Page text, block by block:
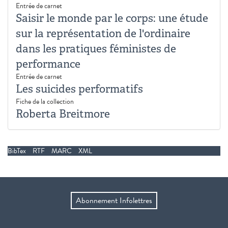
Entrée de carnet
Saisir le monde par le corps: une étude
sur la représentation de l'ordinaire
dans les pratiques féministes de
performance
Entrée de carnet
Les suicides performatifs
Fiche de la collection
Roberta Breitmore
BibTex RTF MARC XML
Abonnement Infolettres